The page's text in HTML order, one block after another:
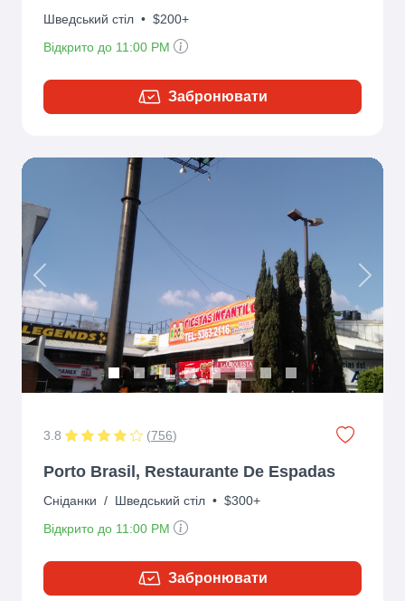
Шведський стіл • $200+
Відкрито до 11:00 PM
Забронювати
Previous Next
3.8 (756)
Porto Brasil, Restaurante De Espadas
Сніданки / Шведський стіл • $300+
Відкрито до 11:00 PM
Забронювати